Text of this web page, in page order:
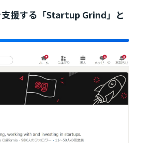
援する「Startup Grind」と